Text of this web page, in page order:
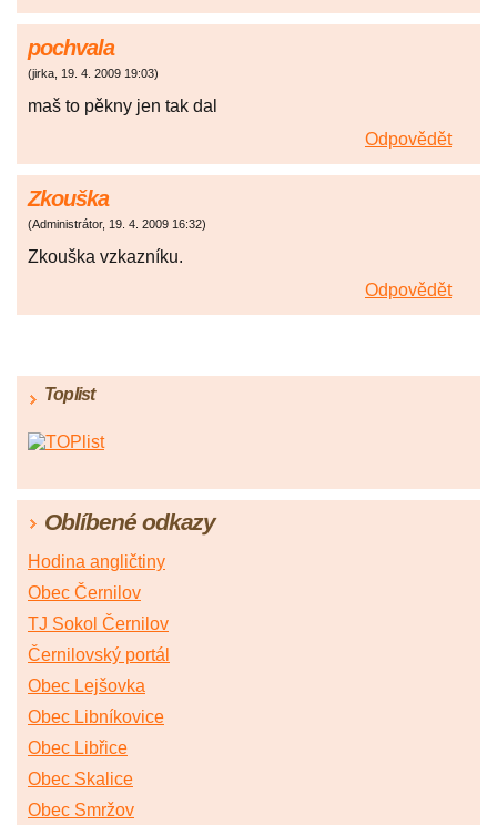
pochvala
(jirka, 19. 4. 2009 19:03)
maš to pěkny jen tak dal
Odpovědět
Zkouška
(Administrátor, 19. 4. 2009 16:32)
Zkouška vzkazníku.
Odpovědět
Toplist
Oblíbené odkazy
Hodina angličtiny
Obec Černilov
TJ Sokol Černilov
Černilovský portál
Obec Lejšovka
Obec Libníkovice
Obec Libřice
Obec Skalice
Obec Smržov